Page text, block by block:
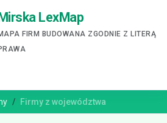
LexMap
FIRM BUDOWANA ZGODNIE Z LITERĄ
Firmy z województwa